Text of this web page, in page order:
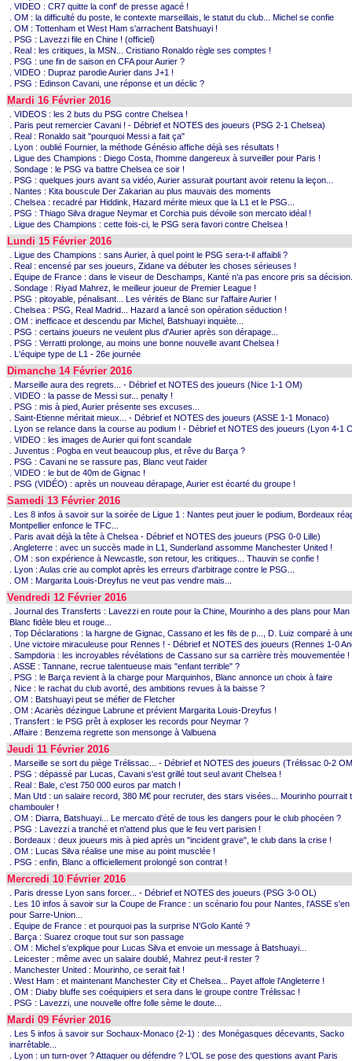
. VIDEO : CR7 quitte la conf' de presse agacé !
. OM : la difficulté du poste, le contexte marseillais, le statut du club... Michel se confie
. OM : Tottenham et West Ham s'arrachent Batshuayi !
. PSG : Lavezzi file en Chine ! (officiel)
. Real : les critiques, la MSN... Cristiano Ronaldo règle ses comptes !
. PSG : une fin de saison en CFA pour Aurier ?
. VIDEO : Dupraz parodie Aurier dans J+1 !
. PSG : Edinson Cavani, une réponse et un déclic ?
Mardi 16 Février 2016
. VIDEOS : les 2 buts du PSG contre Chelsea !
. Paris peut remercier Cavani ! - Débrief et NOTES des joueurs (PSG 2-1 Chelsea)
. Real : Ronaldo sait "pourquoi Messi a fait ça"
. Lyon : oublié Fournier, la méthode Génésio affiche déjà ses résultats !
. Ligue des Champions : Diego Costa, l'homme dangereux à surveiller pour Paris !
. Sondage : le PSG va battre Chelsea ce soir !
. PSG : quelques jours avant sa vidéo, Aurier assurait pourtant avoir retenu la leçon...
. Nantes : Kita bouscule Der Zakarian au plus mauvais des moments
. Chelsea : recadré par Hiddink, Hazard mérite mieux que la L1 et le PSG...
. PSG : Thiago Silva drague Neymar et Corchia puis dévoile son mercato idéal !
. Ligue des Champions : cette fois-ci, le PSG sera favori contre Chelsea !
Lundi 15 Février 2016
. Ligue des Champions : sans Aurier, à quel point le PSG sera-t-il affaibli ?
. Real : encensé par ses joueurs, Zidane va débuter les choses sérieuses !
. Equipe de France : dans le viseur de Deschamps, Kanté n'a pas encore pris sa
. Sondage : Riyad Mahrez, le meilleur joueur de Premier League !
. PSG : pitoyable, pénalisant... Les vérités de Blanc sur l'affaire Aurier !
. Chelsea : PSG, Real Madrid... Hazard a lancé son opération séduction !
. OM : inefficace et descendu par Michel, Batshuayi inquiète...
. PSG : certains joueurs ne veulent plus d'Aurier après son dérapage...
. PSG : Verratti prolonge, au moins une bonne nouvelle avant Chelsea !
. L'équipe type de L1 - 26e journée
Dimanche 14 Février 2016
. Marseille aura des regrets... - Débrief et NOTES des joueurs (Nice 1-1 OM)
. VIDEO : la passe de Messi sur... penalty !
. PSG : mis à pied, Aurier présente ses excuses...
. Saint-Etienne méritait mieux... - Débrief et NOTES des joueurs (ASSE 1-1 Monaco)
. Lyon se relance dans la course au podium ! - Débrief et NOTES des joueurs (Lyon 4-1
. VIDEO : les images de Aurier qui font scandale
. Juventus : Pogba en veut beaucoup plus, et rêve du Barça ?
. PSG : Cavani ne se rassure pas, Blanc veut l'aider
. VIDEO : le but de 40m de Gignac !
. PSG (VIDÉO) : après un nouveau dérapage, Aurier est écarté du groupe !
Samedi 13 Février 2016
. Les 8 infos à savoir sur la soirée de Ligue 1 : Nantes peut jouer le podium, Bordeaux
Montpellier enfonce le TFC...
. Paris avait déjà la tête à Chelsea - Débrief et NOTES des joueurs (PSG 0-0 Lille)
. Angleterre : avec un succès made in L1, Sunderland assomme Manchester United !
. OM : son expérience à Newcastle, son retour, les critiques... Thauvin se confie !
. Lyon : Aulas crie au complot après les erreurs d'arbitrage contre le PSG...
. OM : Margarita Louis-Dreyfus ne veut pas vendre mais...
Vendredi 12 Février 2016
. Journal des Transferts : Lavezzi en route pour la Chine, Mourinho a des plans pour Man
Blanc fidèle bleu et rouge...
. Top Déclarations : la hargne de Gignac, Cassano et les fils de p..., D. Luiz comparé à
. Une victoire miraculeuse pour Rennes ! - Débrief et NOTES des joueurs (Rennes 1-0
. Sampdoria : les incroyables révélations de Cassano sur sa carrière très mouvementée !
. ASSE : Tannane, recrue talentueuse mais "enfant terrible" ?
. PSG : le Barça revient à la charge pour Marquinhos, Blanc annonce un choix à faire
. Nice : le rachat du club avorté, des ambitions revues à la baisse ?
. OM : Batshuayi peut se méfier de Fletcher
. OM : Acariès dézingue Labrune et prévient Margarita Louis-Dreyfus !
. Transfert : le PSG prêt à exploser les records pour Neymar ?
. Affaire : Benzema regrette son mensonge à Valbuena
Jeudi 11 Février 2016
. Marseille se sort du piège Trélissac... - Débrief et NOTES des joueurs (Trélissac 0-2
. PSG : dépassé par Lucas, Cavani s'est grillé tout seul avant Chelsea !
. Real : Bale, c'est 750 000 euros par match !
. Man Utd : un salaire record, 380 M€ pour recruter, des stars visées... Mourinho pourrait
chambouler !
. OM : Diarra, Batshuayi... Le mercato d'été de tous les dangers pour le club phocéen ?
. PSG : Lavezzi a tranché et n'attend plus que le feu vert parisien !
. Bordeaux : deux joueurs mis à pied après un "incident grave", le club dans la crise !
. OM : Lucas Silva réalise une mise au point musclée !
. PSG : enfin, Blanc a officiellement prolongé son contrat !
Mercredi 10 Février 2016
. Paris dresse Lyon sans forcer... - Débrief et NOTES des joueurs (PSG 3-0 OL)
. Les 10 infos à savoir sur la Coupe de France : un scénario fou pour Nantes, l'ASSE s'en
pour Sarre-Union...
. Equipe de France : et pourquoi pas la surprise N'Golo Kanté ?
. Barça : Suarez croque tout sur son passage
. OM : Michel s'explique pour Lucas Silva et envoie un message à Batshuayi...
. Leicester : même avec un salaire doublé, Mahrez peut-il rester ?
. Manchester United : Mourinho, ce serait fait !
. West Ham : et maintenant Manchester City et Chelsea... Payet affole l'Angleterre !
. OM : Diaby bluffe ses coéquipiers et sera dans le groupe contre Trélissac !
. PSG : Lavezzi, une nouvelle offre folle sème le doute...
Mardi 09 Février 2016
. Les 5 infos à savoir sur Sochaux-Monaco (2-1) : des Monégasques décevants, Sacko
inarrêtable...
. Lyon : un turn-over ? Attaquer ou défendre ? L'OL se pose des questions avant Paris